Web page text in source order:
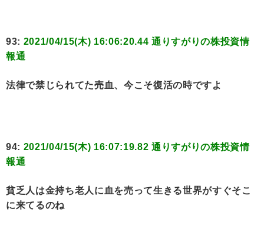
93: 2021/04/15(木) 16:06:20.44 通りすがりの株投資情
報通
法律で禁じられてた売血、今こそ復活の時ですよ
94: 2021/04/15(木) 16:07:19.82 通りすがりの株投資情
報通
貧乏人は金持ち老人に血を売って生きる世界がすぐそこ
に来てるのね